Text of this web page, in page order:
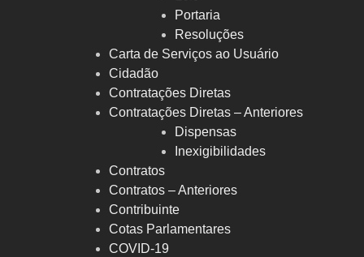
Portaria
Resoluções
Carta de Serviços ao Usuário
Cidadão
Contratações Diretas
Contratações Diretas – Anteriores
Dispensas
Inexigibilidades
Contratos
Contratos – Anteriores
Contribuinte
Cotas Parlamentares
COVID-19